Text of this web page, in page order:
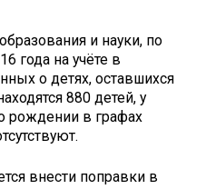
и науки, по
года на учёте в
о детях, оставшихся
880 детей, у
рождении в графах
внести поправки в